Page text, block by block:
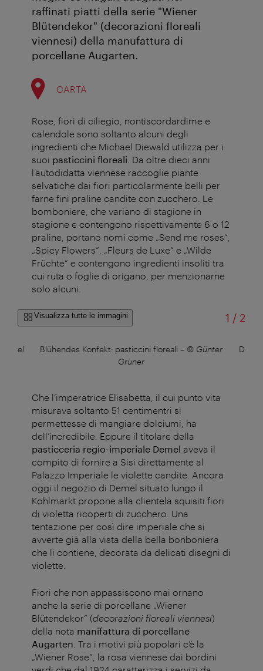
raffinati piatti della serie "Wiener
Blütendekor" (decorazioni floreali
viennesi) della manufattura di
porcellane Augarten.
CARTA
Rose, fiori di ciliegio, nontiscordardime e
calendole sono soltanto alcuni degli
ingredienti che Michael Diewald utilizza per i
suoi pasticcini floreali . Da oltre dieci anni
l’autodidatta viennese raccoglie piante
selvatiche dai fiori particolarmente belli per
farne fini praline candite con zucchero. Le
bomboniere, che variano di stagione in
stagione e contengono rispettivamente 6 o 12
praline, portano nomi come „Send me roses“,
„Spicy Flowers“, „Fleurs de Luxe“ e „Wilde
Früchte“ e contengono ingredienti insoliti tra
cui ruta o foglie di origano, per menzionarne
solo alcuni.
Visualizza tutte le immagini 1 /di
2
Blühendes Konfekt: pasticcini floreali – © Günter
Grüner
Che l’imperatrice Elisabetta, il cui punto vita
misurava soltanto 51 centimentri si
permettesse di mangiare dolciumi, ha
dell’incredibile. Eppure il titolare della
pasticceria regio-imperiale Demel aveva il
compito di fornire a Sisi direttamente al
Palazzo Imperiale le violette candite. Ancora
oggi il negozio di Demel situato lungo il
Kohlmarkt propone alla clientela squisiti fiori
di violetta ricoperti di zucchero. Una
tentazione per così dire imperiale che si
avverte già alla vista della bella bonboniera
che li contiene, decorata da delicati disegni di
violette.
Fiori che non appassiscono mai ornano
anche la serie di porcellane „Wiener
Blütendekor“ (decorazioni floreali viennesi)
della nota manifattura di porcellane
Augarten . Tra i motivi più popolari c’è la
„Wiener Rose“, la rosa viennese dai bordini